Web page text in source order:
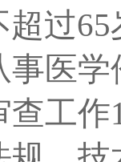
超过65
事医
查工作